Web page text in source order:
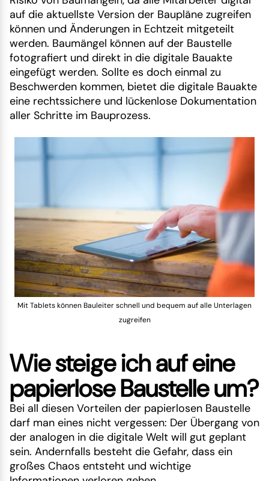
auf die aktuellste Version der Baupläne zugreifen
können und Änderungen in Echtzeit mitgeteilt
werden. Baumängel können auf der Baustelle
fotografiert und direkt in die digitale Bauakte
eingefügt werden. Sollte es doch einmal zu
Beschwerden kommen, bietet die digitale Bauakte
eine rechtssichere und lückenlose Dokumentation
aller Schritte im Bauprozess.
Mit Tablets können Bauleiter schnell und bequem auf alle Unterlagen
zugreifen
Wie steige ich auf eine
papierlose Baustelle um?
Bei all diesen Vorteilen der papierlosen Baustelle
darf man eines nicht vergessen: Der Übergang von
der analogen in die digitale Welt will gut geplant
sein. Andernfalls besteht die Gefahr, dass ein
großes Chaos entsteht und wichtige